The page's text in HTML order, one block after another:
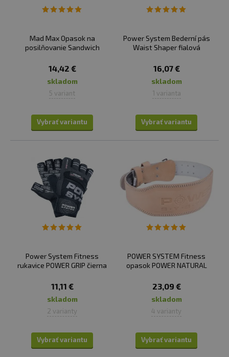
Mad Max Opasok na
posilňovanie Sandwich
14,42 €
skladom
5 variant
Vybrať variantu
Power System Bederní pás
Waist Shaper fialová
16,07 €
skladom
1 varianta
Vybrať variantu
Power System Fitness
rukavice POWER GRIP čierna
11,11 €
skladom
2 varianty
Vybrať variantu
POWER SYSTEM Fitness
opasok POWER NATURAL
23,09 €
skladom
4 varianty
Vybrať variantu